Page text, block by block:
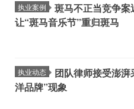
执业案例
斑马不正当竞争
让“斑马音乐节”重归斑马
执业动态
团队律师接受澎湃
洋品牌”现象